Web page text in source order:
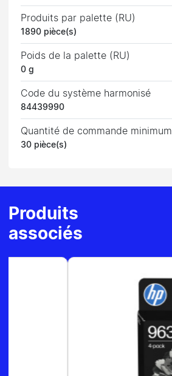
Produits par palette (RU)
1890 pièce(s)
Poids de la palette (RU)
0 g
Code du système harmonisé
84439990
Quantité de commande minimum
30 pièce(s)
Produits
associés